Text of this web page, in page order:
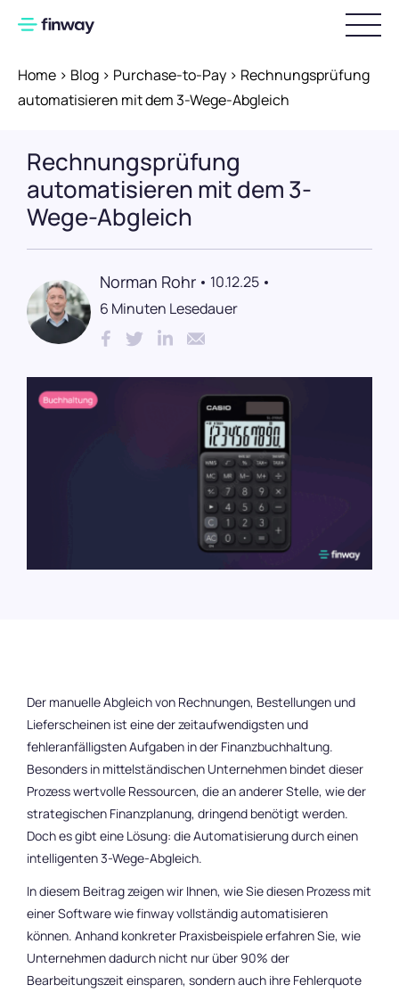
Produkt
Bestellungen und Lieferungen
Rechnungsverarbeitung
Vorbereitende Buchhaltung
Zahlungen
finway-Karten
Digitale Reisekostenabrechnung
Spesenmanagement
Industrie
Produzierendes Gewerbe
Dienstleistung
Preise
Ressourcen
Webinare
Erfolgsgeschichten
Über uns
Karriere
Home > Blog > Purchase-to-Pay > Rechnungsprüfung
automatisieren mit dem 3-Wege-Abgleich
Rechnungsprüfung
automatisieren mit dem 3-
Wege-Abgleich
Norman Rohr
10.12.25
6 Minuten Lesedauer
Der manuelle Abgleich von Rechnungen, Bestellungen und
Lieferscheinen ist eine der zeitaufwendigsten und
fehleranfälligsten Aufgaben in der Finanzbuchhaltung.
Besonders in mittelständischen Unternehmen bindet dieser
Prozess wertvolle Ressourcen, die an anderer Stelle, wie der
strategischen Finanzplanung, dringend benötigt werden.
Doch es gibt eine Lösung: die Automatisierung durch einen
intelligenten 3-Wege-Abgleich.
In diesem Beitrag zeigen wir Ihnen, wie Sie diesen Prozess mit
einer Software wie finway vollständig automatisieren
können. Anhand konkreter Praxisbeispiele erfahren Sie, wie
Unternehmen dadurch nicht nur über 90% der
Bearbeitungszeit einsparen, sondern auch ihre Fehlerquote